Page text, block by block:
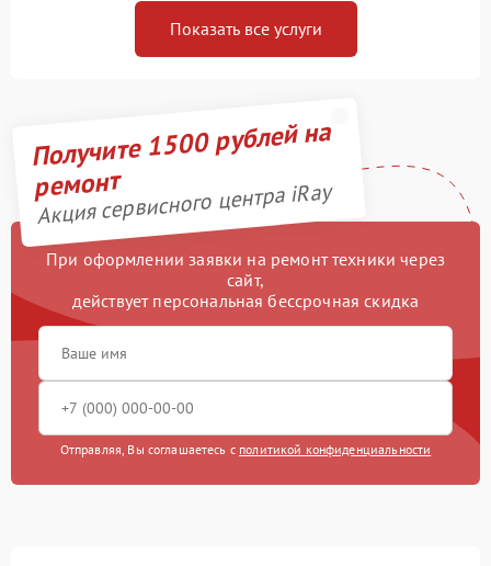
Показать все услуги
Получите 1500 рублей на
ремонт
Акция сервисного центра iRay
При оформлении заявки на ремонт техники через
сайт,
действует персональная бессрочная скидка
Отправляя, Вы соглашаетесь с политикой конфиденциальности